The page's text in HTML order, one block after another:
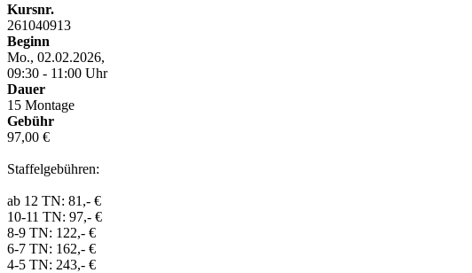
Kursnr.
261040913
Beginn
Mo., 02.02.2026,
09:30 - 11:00 Uhr
Dauer
15 Montage
Gebühr
97,00 €
Staffelgebühren:
ab 12 TN: 81,- €
10-11 TN: 97,- €
8-9 TN: 122,- €
6-7 TN: 162,- €
4-5 TN: 243,- €